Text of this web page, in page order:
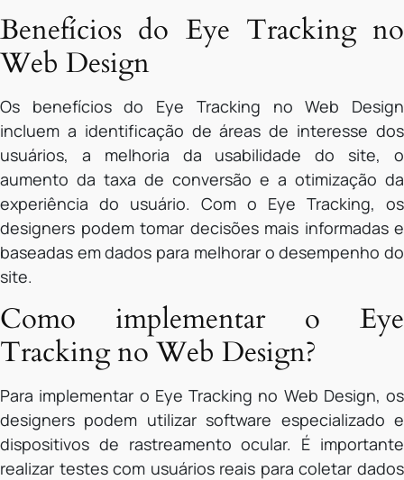
Benefícios do Eye Tracking no
Web Design
Os benefícios do Eye Tracking no Web Design
incluem a identificação de áreas de interesse dos
usuários, a melhoria da usabilidade do site, o
aumento da taxa de conversão e a otimização da
experiência do usuário. Com o Eye Tracking, os
designers podem tomar decisões mais informadas e
baseadas em dados para melhorar o desempenho do
site.
Como implementar o Eye
Tracking no Web Design?
Para implementar o Eye Tracking no Web Design, os
designers podem utilizar software especializado e
dispositivos de rastreamento ocular. É importante
realizar testes com usuários reais para coletar dados